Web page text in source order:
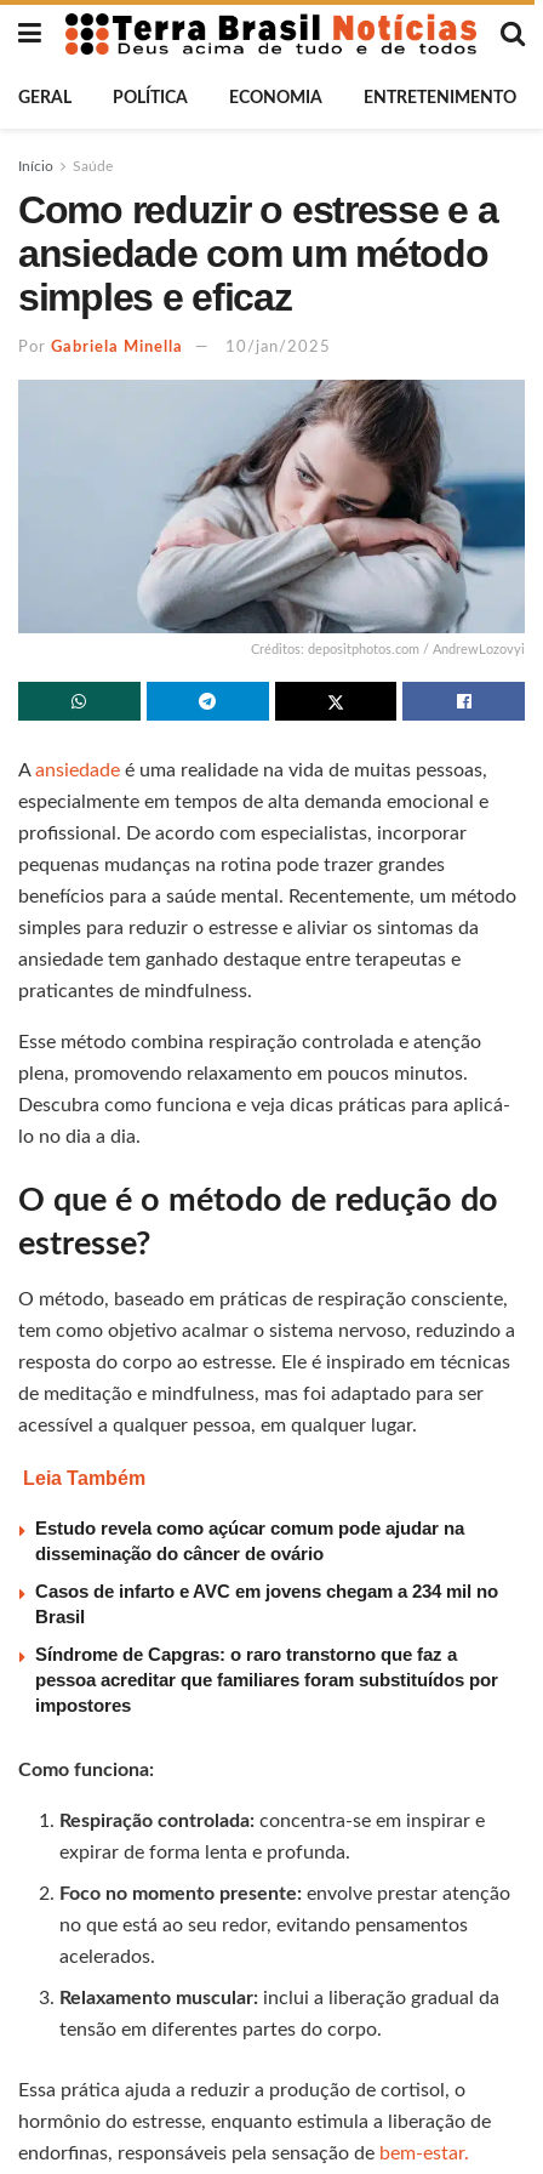
GERAL POLÍTICA ECONOMIA ENTRETENIMENTO
Início Saúde
Como reduzir o estresse e a
ansiedade com um método
simples e eficaz
Por Gabriela Minella 10/jan/2025
Créditos: depositphotos.com / AndrewLozovyi
Aansiedade é uma realidade na vida de muitas pessoas,
especialmente em tempos de alta demanda emocional e
profissional. De acordo com especialistas, incorporar
pequenas mudanças na rotina pode trazer grandes
benefícios para a saúde mental. Recentemente, um método
simples para reduzir o estresse e aliviar os sintomas da
ansiedade tem ganhado destaque entre terapeutas e
praticantes de mindfulness.
Esse método combina respiração controlada e atenção
plena, promovendo relaxamento em poucos minutos.
Descubra como funciona e veja dicas práticas para aplicá-
lo no dia a dia.
O que é o método de redução do
estresse?
O método, baseado em práticas de respiração consciente,
tem como objetivo acalmar o sistema nervoso, reduzindo a
resposta do corpo ao estresse. Ele é inspirado em técnicas
de meditação e mindfulness, mas foi adaptado para ser
acessível a qualquer pessoa, em qualquer lugar.
Leia Também
Estudo revela como açúcar comum pode ajudar na
disseminação do câncer de ovário
Casos de infarto e AVC em jovens chegam a 234 mil no
Brasil
Síndrome de Capgras: o raro transtorno que faz a
pessoa acreditar que familiares foram substituídos por
impostores
Como funciona:
Respiração controlada: concentra-se em inspirar e
expirar de forma lenta e profunda.
Foco no momento presente: envolve prestar atenção
no que está ao seu redor, evitando pensamentos
acelerados.
Relaxamento muscular: inclui a liberação gradual da
tensão em diferentes partes do corpo.
Essa prática ajuda a reduzir a produção de cortisol, o
hormônio do estresse, enquanto estimula a liberação de
endorfinas, responsáveis pela sensação de bem-estar.